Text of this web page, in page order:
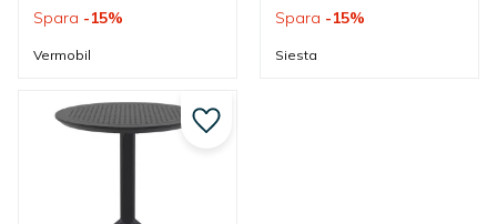
antikgrå färg. Ett bord
självjusterande.
Spara 15%
Vermobil
färger. Plastbord med
bra vid flera olika
Spara 15%
Siesta
Lägg till i favoriter